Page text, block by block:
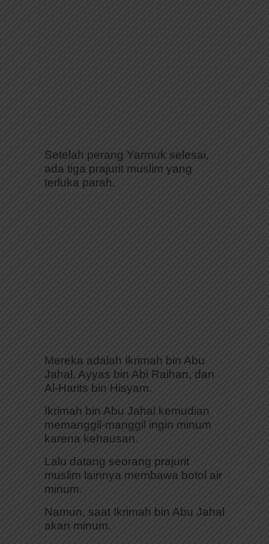
Setelah perang Yarmuk selesai,
ada tiga prajurit muslim yang
terluka parah.
Mereka adalah Ikrimah bin Abu
Jahal, Ayyas bin Abi Raihan, dan
Al-Harits bin Hisyam.
Ikrimah bin Abu Jahal kemudian
memanggil-manggil ingin minum
karena kehausan.
Lalu datang seorang prajurit
muslim lainnya membawa botol air
minum.
Namun, saat Ikrimah bin Abu Jahal
akan minum.